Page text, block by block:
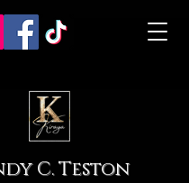
C. Teston